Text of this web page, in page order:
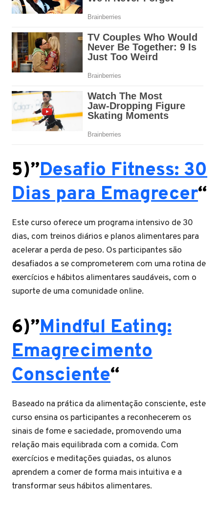
5)”Desafio Fitness: 30
Dias para Emagrecer“
Este curso oferece um programa intensivo de 30
dias, com treinos diários e planos alimentares para
acelerar a perda de peso. Os participantes são
desafiados a se comprometerem com uma rotina de
exercícios e hábitos alimentares saudáveis, com o
suporte de uma comunidade online.
6)”Mindful Eating:
Emagrecimento
Consciente“
Baseado na prática da alimentação consciente, este
curso ensina os participantes a reconhecerem os
sinais de fome e saciedade, promovendo uma
relação mais equilibrada com a comida. Com
exercícios e meditações guiadas, os alunos
aprendem a comer de forma mais intuitiva e a
transformar seus hábitos alimentares.